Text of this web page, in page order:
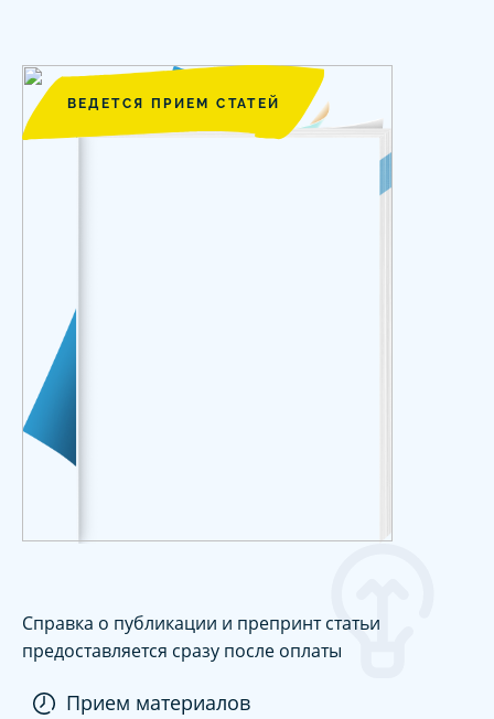
ВЕДЕТСЯ ПРИЕМ СТАТЕЙ
Справка о публикации и препринт статьи
предоставляется сразу после оплаты
Прием материалов